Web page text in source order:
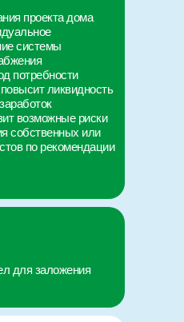
проекта дома
системы
потребности
ликвидность
возможные риски
собственных или
по рекомендации
для заложения